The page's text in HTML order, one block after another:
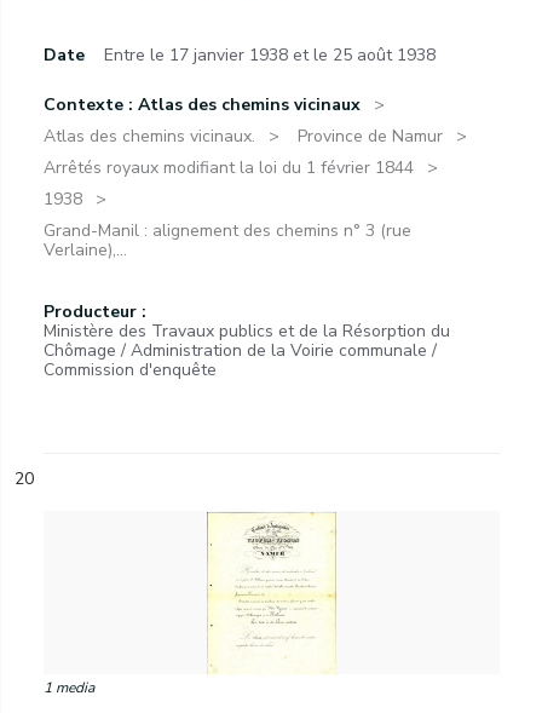
Date Entre le 17 janvier 1938 et le 25 août 1938
Contexte : Atlas des chemins vicinaux
Atlas des chemins vicinaux.
Province de Namur
Arrêtés royaux modifiant la loi du 1 février 1844
1938
Grand-Manil : alignement des chemins n° 3 (rue
Verlaine),...
Producteur :
Ministère des Travaux publics et de la Résorption du
Chômage / Administration de la Voirie communale /
Commission d'enquête
20
1 media